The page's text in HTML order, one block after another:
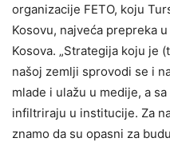
organizacije FETO, koju
Kosovu, najveća prepreka
Kosova. „Strategija koju je
našoj zemlji sprovodi se i
mlade i ulažu u medije, a
infiltriraju u institucije. Za
znamo da su opasni za